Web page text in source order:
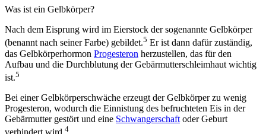
Was ist ein Gelbkörper?
Nach dem Eisprung wird im Eierstock der sogenannte Gelbkörper
(benannt nach seiner Farbe) gebildet.5 Er ist dann dafür zuständig,
das Gelbkörperhormon Progesteron herzustellen, das für den
Aufbau und die Durchblutung der Gebärmutterschleimhaut wichtig
ist.5
Bei einer Gelbkörperschwäche erzeugt der Gelbkörper zu wenig
Progesteron, wodurch die Einnistung des befruchteten Eis in der
Gebärmutter gestört und eine Schwangerschaft oder Geburt
4